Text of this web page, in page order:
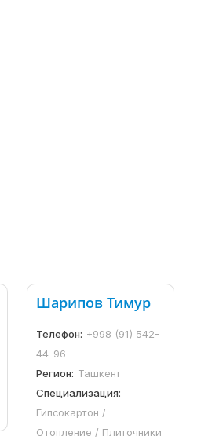
Шарипов Тимур
Телефон: +998 (91) 542-
44-96
Регион: Ташкент
Специализация:
Гипсокартон /
Отопление / Плиточники